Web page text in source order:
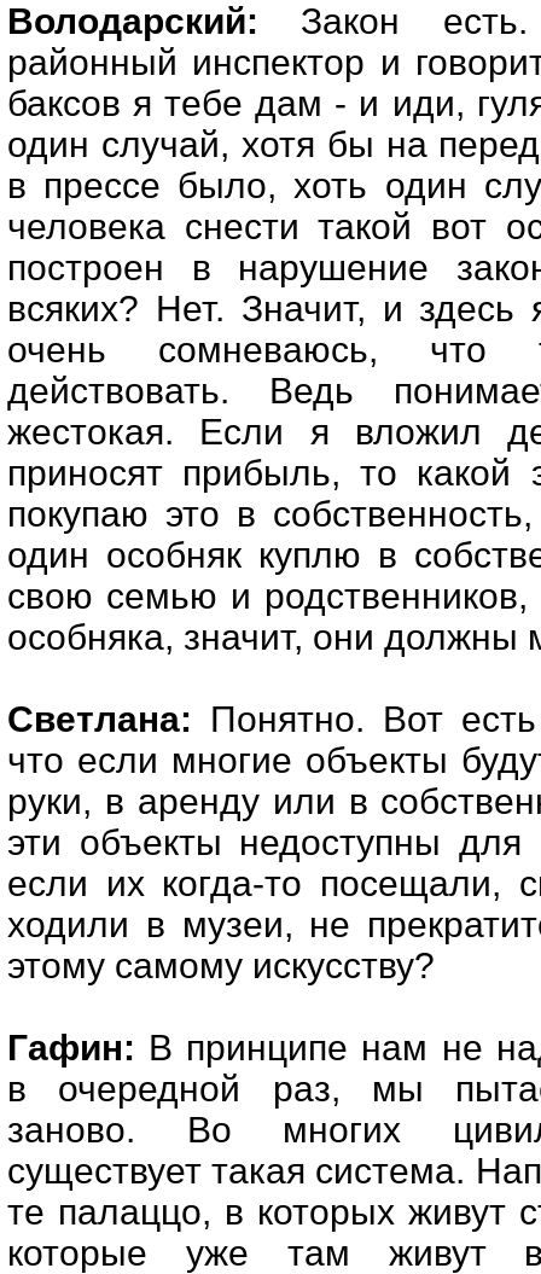
Володарский: Закон
районный инспектор и
баксов я тебе дам - и иди,
один случай, хотя бы на
в прессе было, хоть один
человека снести такой вот
построен в нарушение
всяких? Нет. Значит, и
очень сомневаюсь, что
действовать. Ведь
жестокая. Если я вложил
приносят прибыль, то
покупаю это в
один особняк куплю в
свою семью и
особняка, значит, они должны
Светлана: Понятно. Вот
что если многие объекты
руки, в аренду или в
эти объекты недоступны
если их когда-то посещали,
ходили в музеи, не
этому самому искусству?
Гафин: В принципе нам не
в очередной раз, мы
заново. Во многих
существует такая система.
те палаццо, в которых живут
которые уже там живут